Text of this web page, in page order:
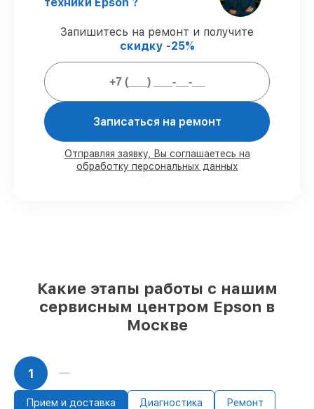
гарантируем завершение работ без
Гарантийное обслуживание–
обслуживаем сканеров всегда со
строгим соблюдением гарантийных
обязательств.
Мы гарантируем:
80%работ с возможностью
присутствовать
Запишитесь на ремонт и получите
скидку -25%
Записаться на ремонт
Отправляя заявку, Вы соглашаетесь на
обработку персональных данных
Какие этапы работы с нашим
сервисным центром Epson в
Москве
1
Прием и доставка Диагностика Ремонт